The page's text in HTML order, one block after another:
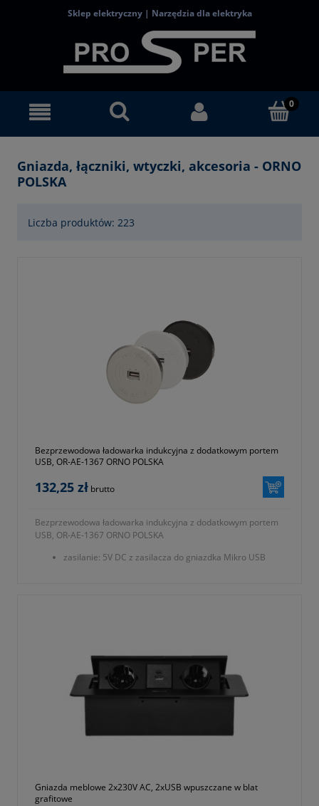
Sklep elektryczny | Narzędzia dla elektryka
Gniazda, łączniki, wtyczki, akcesoria - ORNO
POLSKA
Liczba produktów: 223
Bezprzewodowa ładowarka indukcyjna z dodatkowym portem
USB, OR-AE-1367 ORNO POLSKA
132,25 zł brutto
Bezprzewodowa ładowarka indukcyjna z dodatkowym portem
USB, OR-AE-1367 ORNO POLSKA
zasilanie: 5V DC z zasilacza do gniazdka Mikro USB
Gniazda meblowe 2x230V AC, 2xUSB wpuszczane w blat
grafitowe